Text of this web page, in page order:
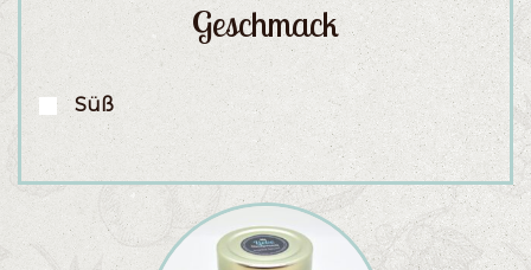
Geschmack
Süß